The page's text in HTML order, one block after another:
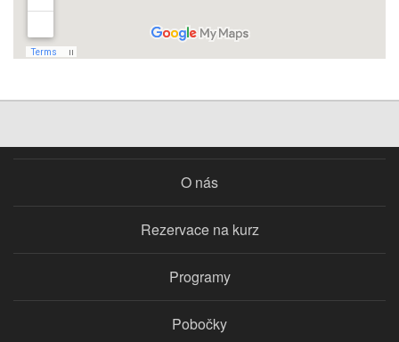
O nás
Rezervace na kurz
Programy
Pobočky